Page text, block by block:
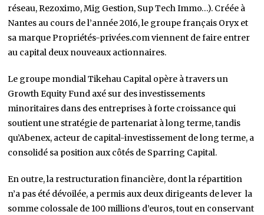
réseau, Rezoximo, Mig Gestion, Sup Tech Immo…). Créée à
Nantes au cours de l’année 2016, le groupe français Oryx et
sa marque Propriétés-privées.com viennent de faire entrer
au capital deux nouveaux actionnaires.
Le groupe mondial Tikehau Capital opère à travers un
Growth Equity Fund axé sur des investissements
minoritaires dans des entreprises à forte croissance qui
soutient une stratégie de partenariat à long terme, tandis
qu’Abenex, acteur de capital-investissement de long terme, a
consolidé sa position aux côtés de Sparring Capital.
En outre, la restructuration financière, dont la répartition
n’a pas été dévoilée, a permis aux deux dirigeants de lever la
somme colossale de 100 millions d’euros, tout en conservant